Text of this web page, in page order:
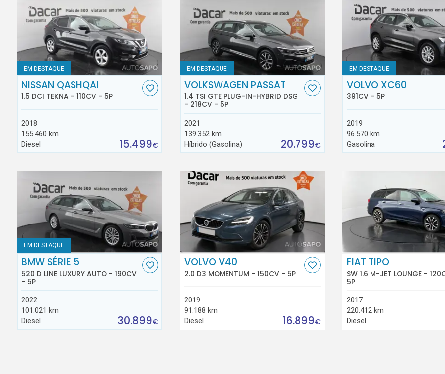
EM DESTAQUE
NISSAN QASHQAI
1.5 DCI TEKNA - 110CV - 5P
2018
155.460 km
Diesel
15.499€
EM DESTAQUE
VOLKSWAGEN PASSAT
1.4 TSI GTE PLUG-IN-HYBRID DSG
- 218CV - 5P
2021
139.352 km
Híbrido (Gasolina)
20.799€
EM DESTAQUE
VOLVO XC60
391CV - 5P
2019
96.570 km
Gasolina
EM DESTAQUE
BMW SÉRIE 5
520 D LINE LUXURY AUTO - 190CV
- 5P
2022
101.021 km
Diesel
30.899€
VOLVO V40
2.0 D3 MOMENTUM - 150CV - 5P
2019
91.188 km
Diesel
16.899€
FIAT TIPO
SW 1.6 M-JET LOUNGE -
5P
2017
220.412 km
Diesel